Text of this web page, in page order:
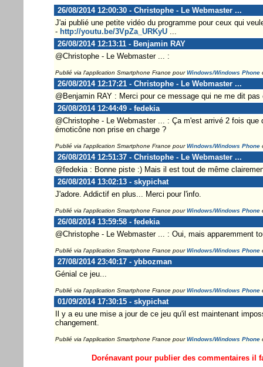
26/08/2014 12:00:30 - Christophe - Le Webmaster ...
J'ai publié une petite vidéo du programme pour ceux qui
- http://youtu.be/3VpZa_URKyU...
26/08/2014 12:13:11 - Benjamin RAY
@Christophe - Le Webmaster ... :
Publié via l'application Smartphone France pourWindows/Windows Phone
26/08/2014 12:17:21 - Christophe - Le Webmaster ...
@Benjamin RAY : Merci pour ce message qui ne me dit
26/08/2014 12:44:49 - fedekia
@Christophe - Le Webmaster ... : Ça m'est arrivé 2 fois
émoticône non prise en charge ?
Publié via l'application Smartphone France pourWindows/Windows Phone
26/08/2014 12:51:37 - Christophe - Le Webmaster ...
@fedekia : Bonne piste :) Mais il est tout de même
26/08/2014 13:02:13 - skypichat
J'adore. Addictif en plus... Merci pour l'info.
Publié via l'application Smartphone France pourWindows/Windows Phone
26/08/2014 13:59:58 - fedekia
@Christophe - Le Webmaster ... : Oui, mais apparemment
Publié via l'application Smartphone France pourWindows/Windows Phone
27/08/2014 23:40:17 - ybbozman
Génial ce jeu...
Publié via l'application Smartphone France pourWindows/Windows Phone
01/09/2014 17:30:15 - skypichat
Il y a eu une mise a jour de ce jeu qu'il est maintenant
changement.
Publié via l'application Smartphone France pourWindows/Windows Phone
Dorénavant pour publier des commentaires il